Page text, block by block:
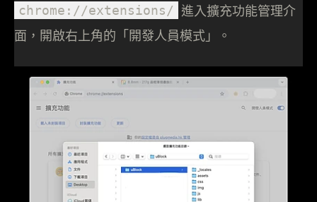
chrome://extensions/ 進入擴充功能管理介
面，開啟右上角的「開發人員模式」。